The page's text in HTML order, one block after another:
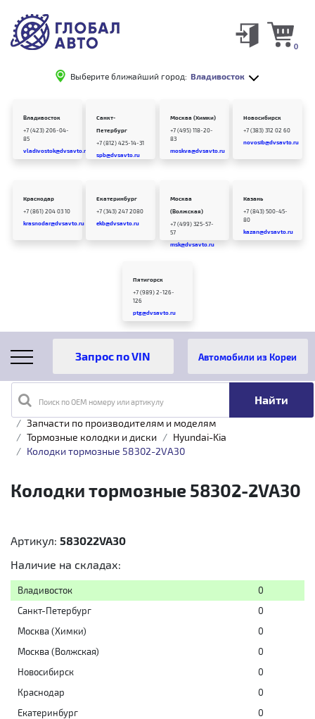
Выберите ближайший город: Владивосток
0
Владивосток
+7 (423) 206-04-
85
vladivostok@dvsavto.ru
Санкт-
Петербург
+7 (812) 425-14-31
spb@dvsavto.ru
Москва (Химки)
+7 (495) 118-20-
83
moskva@dvsavto.ru
Новосибирск
+7 (383) 312 02 60
novosib@dvsavto.ru
Краснодар
+7 (861) 204 03 10
krasnodar@dvsavto.ru
Екатеринбург
+7 (343) 247 2080
ekb@dvsavto.ru
Москва
(Волжская)
+7 (499) 325-57-
57
msk@dvsavto.ru
Казань
+7 (843) 500-45-
80
kazan@dvsavto.ru
Пятигорск
+7 (989) 2-126-
126
ptg@dvsavto.ru
Поиск по OEM номеру или артикулу
Автомобили из Кореи
Главная
Каталог товаров
Запчасти по производителям и моделям
Тормозные колодки и диски
Hyundai-Kia
Колодки тормозные 58302-2VA30
Колодки тормозные 58302-2VA30
Артикул: 583022VA30
Наличие на складах:
Владивосток
0
Санкт-Петербург
0
Москва (Химки)
0
Москва (Волжская)
0
Новосибирск
0
Краснодар
0
Екатеринбург
0